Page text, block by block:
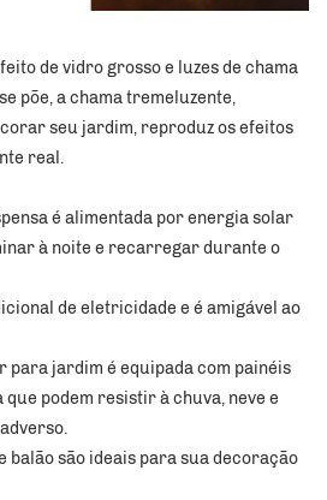
de vidro grosso e luzes de chama
põe, a chama tremeluzente,
seu jardim, reproduz os efeitos
real.
é alimentada por energia solar
à noite e recarregar durante o
de eletricidade e é amigável ao
para jardim é equipada com painéis
podem resistir à chuva, neve e
balão são ideais para sua decoração